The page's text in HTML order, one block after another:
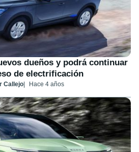
dueños y podrá continuar
de electrificación
Callejo Hace 4 años